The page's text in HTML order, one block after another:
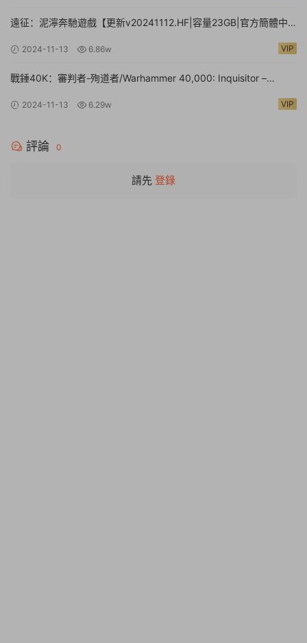
遠征：泥濘奔馳遊戲【更新v20241112.HF|容量23GB|官方簡體中
2024-11-13 6.86w VIP
戰錘40K：審判者-殉道者/Warhammer 40,000: Inquisitor –
2024-11-13 6.29w VIP
評論 0
請先 登錄